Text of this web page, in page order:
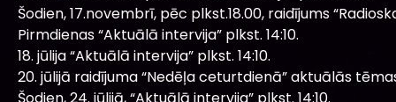
Šodien, 17.novembrī, pēc plkst.18.00, raidījums
Pirmdienas “Aktuālā intervija” plkst. 14:10.
18. jūlija “Aktuālā intervija” plkst. 14:10.
20. jūlijā raidījuma “Nedēļa ceturtdienā” aktuālās
Šodien, 24. jūlijā, “Aktuālā intervija” plkst. 14:10.